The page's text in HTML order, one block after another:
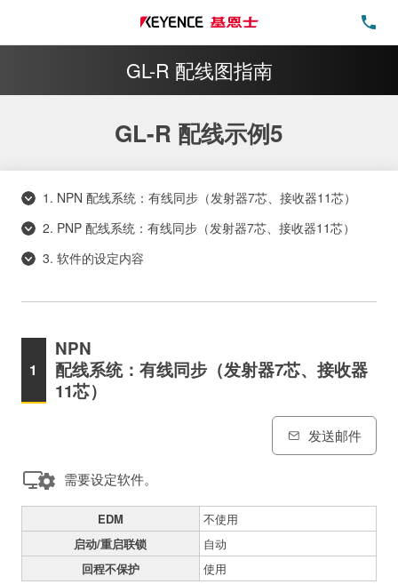
GL-R 配线图指南
GL-R 配线示例5
1. NPN 配线系统：有线同步（发射器7芯、接收器11芯）
2. PNP 配线系统：有线同步（发射器7芯、接收器11芯）
3. 软件的设定内容
NPN
配线系统：有线同步（发射器7芯、接收器
11芯）
发送邮件
需要设定软件。
EDM
不使用
启动/重启联锁
自动
回程不保护
使用